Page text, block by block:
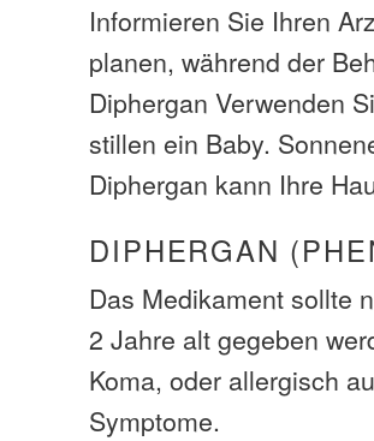
Informieren Sie Ihren
planen, während der
Diphergan Verwenden
stillen ein Baby.
Diphergan kann Ihre
DIPHERGAN
Das Medikament sollte
2 Jahre alt gegeben
Koma, oder allergisch
Symptome.